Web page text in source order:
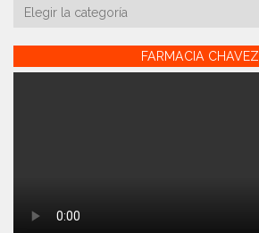
Categorías
FARMACIA CHAVEZ